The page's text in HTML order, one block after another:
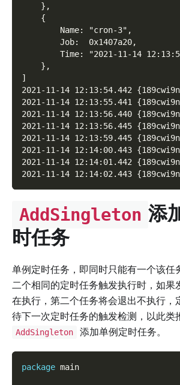
    },
    {
        Name: "cron-3",
        Job:  0x1407a20,
Time: "2021-11-14
    },
]
2021-11-14 12:13:54.442
2021-11-14 12:13:55.441
2021-11-14 12:13:56.440
2021-11-14 12:13:56.445
2021-11-14 12:13:59.445
2021-11-14 12:14:00.443
2021-11-14 12:14:01.442
2021-11-14 12:14:02.443
AddSingleton 添
时任务
单例定时任务，即同时只能有一个该任
二个相同的定时任务触发执行时，如果
在执行，第二个任务将会退出不执行，
待下一次定时任务的触发检测，以此类
AddSingleton 添加单例定时任务。
package main